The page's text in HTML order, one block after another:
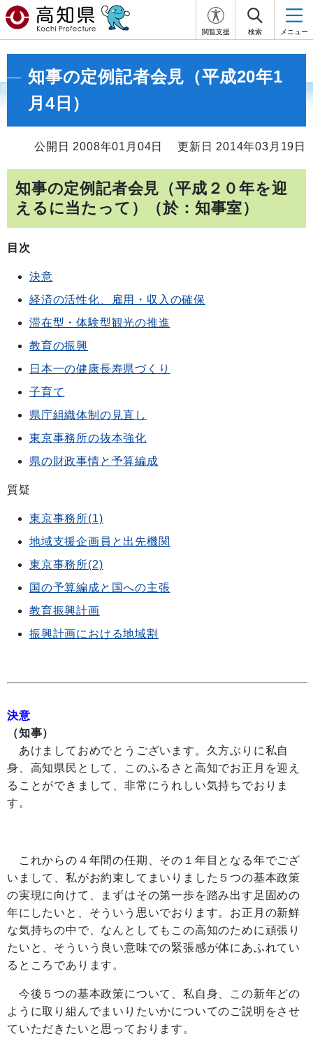
閲覧支援 検索 メニュー
知事の定例記者会見（平成20年1
月4日）
公開日 2008年01月04日 更新日 2014年03月19日
知事の定例記者会見（平成２０年を迎
えるに当たって）（於：知事室）
目次
決意
経済の活性化、雇用・収入の確保
滞在型・体験型観光の推進
教育の振興
日本一の健康長寿県づくり
子育て
県庁組織体制の見直し
東京事務所の抜本強化
県の財政事情と予算編成
質疑
東京事務所(1)
地域支援企画員と出先機関
東京事務所(2)
国の予算編成と国への主張
教育振興計画
振興計画における地域割
決意
（知事）
あけましておめでとうございます。久方ぶりに私自
身、高知県民として、このふるさと高知でお正月を迎え
ることができまして、非常にうれしい気持ちでおりま
す。
これからの４年間の任期、その１年目となる年でござ
いまして、私がお約束してまいりました５つの基本政策
の実現に向けて、まずはその第一歩を踏み出す足固めの
年にしたいと、そういう思いでおります。お正月の新鮮
な気持ちの中で、なんとしてもこの高知のために頑張り
たいと、そういう良い意味での緊張感が体にあふれてい
るところであります。
今後５つの基本政策について、私自身、この新年どの
ように取り組んでまいりたいかについてのご説明をさせ
ていただきたいと思っております。